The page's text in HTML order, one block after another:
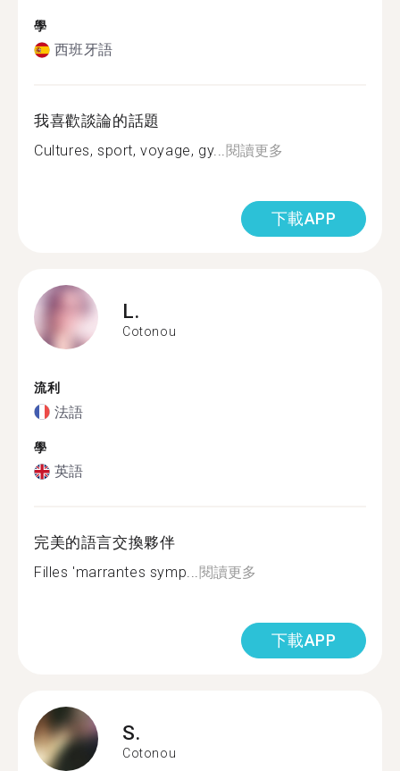
學
西班牙語
我喜歡談論的話題
Cultures, sport, voyage, gy...閱讀更多
下載APP
L.
Cotonou
流利
法語
學
英語
完美的語言交換夥伴
Filles 'marrantes symp...閱讀更多
下載APP
S.
Cotonou